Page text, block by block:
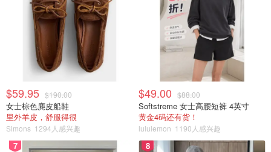
$59.95 $190.00
女士棕色麂皮船鞋
里外羊皮，舒服得很
Simons 1294人感兴趣
$49.00 $88.00
Softstreme 女士高腰短裤 4英寸
黄金4码还有货！
lululemon 1190人感兴趣
7 8